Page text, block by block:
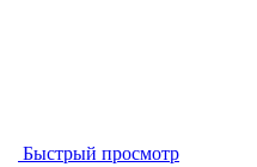
Быстрый просмотр